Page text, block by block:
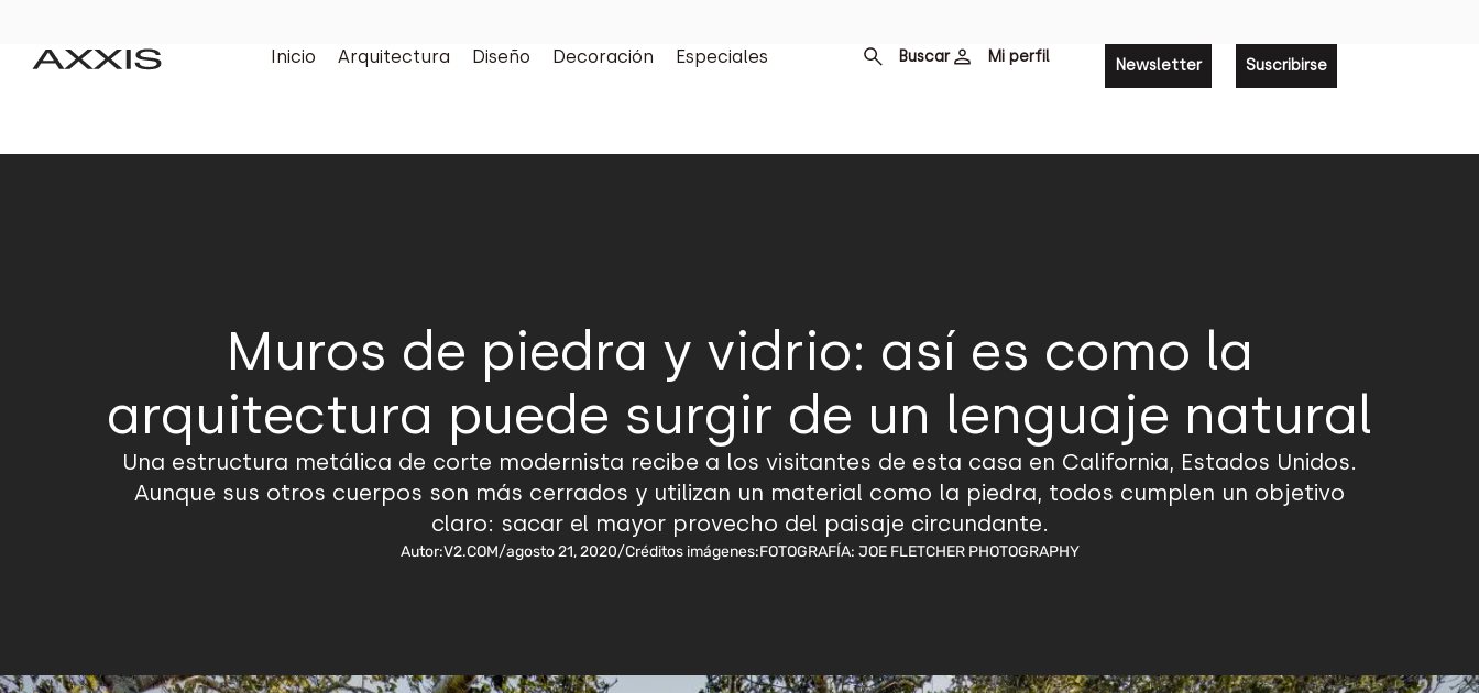
Inicio Arquitectura Diseño Decoración Especiales Buscar Mi perfil Newsletter Suscribirse
Muros de piedra y vidrio: así es como la
arquitectura puede surgir de un lenguaje natural
Una estructura metálica de corte modernista recibe a los visitantes de esta casa en California, Estados Unidos.
Aunque sus otros cuerpos son más cerrados y utilizan un material como la piedra, todos cumplen un objetivo
claro: sacar el mayor provecho del paisaje circundante.
Autor:V2.COM/agosto 21, 2020/Créditos imágenes:FOTOGRAFÍA: JOE FLETCHER PHOTOGRAPHY